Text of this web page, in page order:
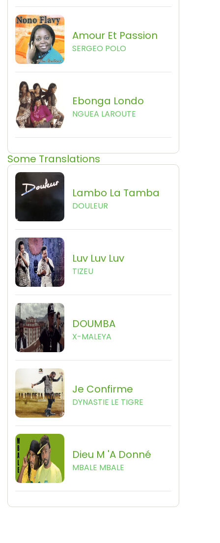
Amour Et Passion
SERGEO POLO
Ebonga Londo
NGUEA LAROUTE
Some Translations
Lambo La Tamba
DOULEUR
Luv Luv Luv
TIZEU
DOUMBA
X-MALEYA
Je Confirme
DYNASTIE LE TIGRE
Dieu M 'a Donné
MBALE MBALE